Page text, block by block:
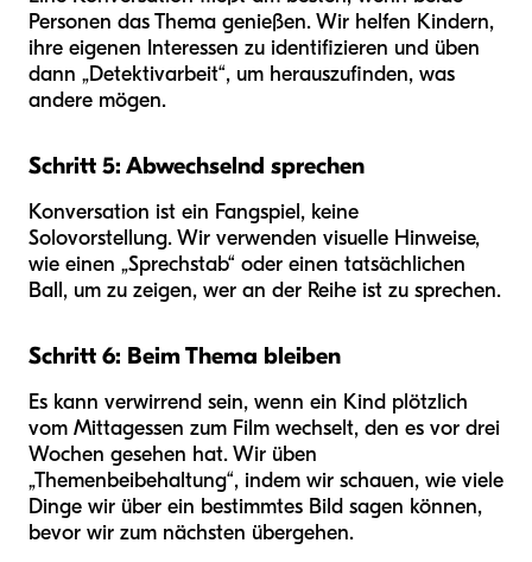
Personen das Thema genießen. Wir helfen Kindern,
ihre eigenen Interessen zu identifizieren und üben
dann „Detektivarbeit“, um herauszufinden, was
andere mögen.
Schritt 5: Abwechselnd sprechen
Konversation ist ein Fangspiel, keine
Solovorstellung. Wir verwenden visuelle Hinweise,
wie einen „Sprechstab“ oder einen tatsächlichen
Ball, um zu zeigen, wer an der Reihe ist zu sprechen.
Schritt 6: Beim Thema bleiben
Es kann verwirrend sein, wenn ein Kind plötzlich
vom Mittagessen zum Film wechselt, den es vor drei
Wochen gesehen hat. Wir üben
„Themenbeibehaltung“, indem wir schauen, wie viele
Dinge wir über ein bestimmtes Bild sagen können,
bevor wir zum nächsten übergehen.